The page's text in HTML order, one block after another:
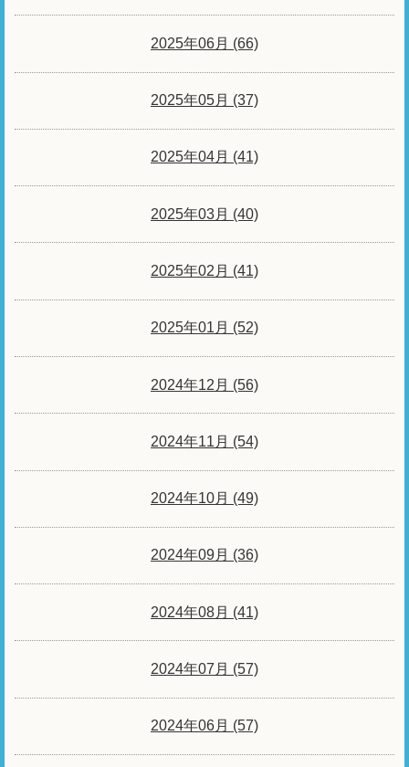
2025年06月 (66)
2025年05月 (37)
2025年04月 (41)
2025年03月 (40)
2025年02月 (41)
2025年01月 (52)
2024年12月 (56)
2024年11月 (54)
2024年10月 (49)
2024年09月 (36)
2024年08月 (41)
2024年07月 (57)
2024年06月 (57)